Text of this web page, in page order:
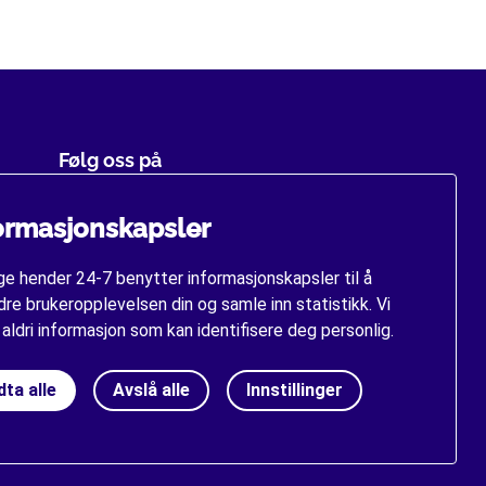
hender 24-7 benytter informasjonskapsler til å
brukeropplevelsen din og samle inn statistikk. Vi
informasjon som kan identifisere deg personlig.
alle Avslå alle Innstillinger
Følg oss på
Facebook